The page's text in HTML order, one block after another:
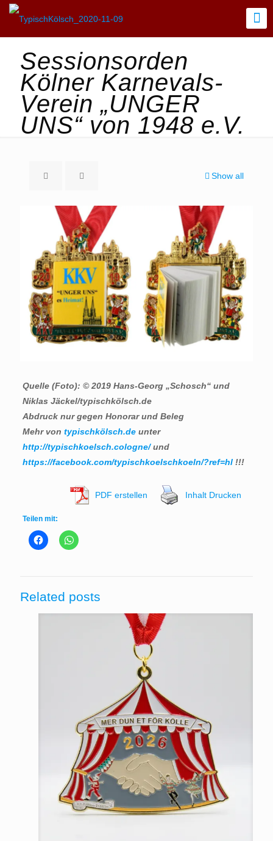
Sessionsorden
Kölner Karnevals-
Verein „UNGER
UNS“ von 1948 e.V.
Show all
Quelle (Foto): © 2019 Hans-Georg „Schosch“ und
Niklas Jäckel/typischkölsch.de
Abdruck nur gegen Honorar und Beleg
Mehr von typischkölsch.deunter
http://typischkoelsch.cologne/und
https://facebook.com/typischkoelschkoeln/?ref=hl!!!
PDF erstellen Inhalt Drucken
Teilen mit:
Related posts